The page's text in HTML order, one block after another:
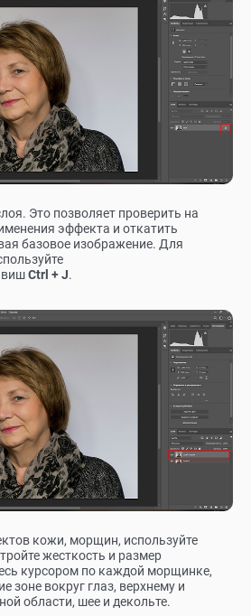
Это позволяет проверить на
эффекта и откатить
базовое изображение. Для
Ctrl + J.
кожи, морщин, используйте
жесткость и размер
курсором по каждой морщинке,
зоне вокруг глаз, верхнему и
области, шее и декольте.